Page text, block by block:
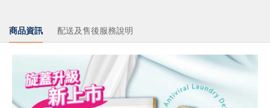
商品資訊 配送及售後服務說明